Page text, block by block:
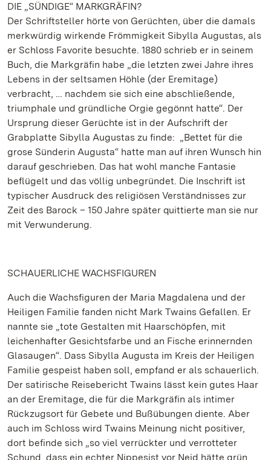
DIE „SÜNDIGE“ MARKGRÄFIN?
Der Schriftsteller hörte von Gerüchten, über die damals
merkwürdig wirkende Frömmigkeit Sibylla Augustas, als
er Schloss Favorite besuchte. 1880 schrieb er in seinem
Buch, die Markgräfin habe „die letzten zwei Jahre ihres
Lebens in der seltsamen Höhle (der Eremitage)
verbracht, … nachdem sie sich eine abschließende,
triumphale und gründliche Orgie gegönnt hatte“. Der
Ursprung dieser Gerüchte ist in der Aufschrift der
Grabplatte Sibylla Augustas zu finde: „Bettet für die
grose Sünderin Augusta“ hatte man auf ihren Wunsch hin
darauf geschrieben. Das hat wohl manche Fantasie
beflügelt und das völlig unbegründet. Die Inschrift ist
typischer Ausdruck des religiösen Verständnisses zur
Zeit des Barock – 150 Jahre später quittierte man sie nur
mit Verwunderung.
SCHAUERLICHE WACHSFIGUREN
Auch die Wachsfiguren der Maria Magdalena und der
Heiligen Familie fanden nicht Mark Twains Gefallen. Er
nannte sie „tote Gestalten mit Haarschöpfen, mit
leichenhafter Gesichtsfarbe und an Fische erinnernden
Glasaugen“. Dass Sibylla Augusta im Kreis der Heiligen
Familie gespeist haben soll, empfand er als schauerlich.
Der satirische Reisebericht Twains lässt kein gutes Haar
an der Eremitage, die für die Markgräfin als intimer
Rückzugsort für Gebete und Bußübungen diente. Aber
auch im Schloss wird Twains Meinung nicht positiver,
dort befinde sich „so viel verrückter und verrotteter
Schund, dass ein echter Nippesist vor Neid hätte grün